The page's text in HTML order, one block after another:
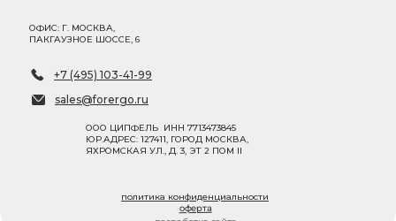
ООО ЦИПФЕЛЬ ИНН 7713473845
ЮР.АДРЕС: 127411, ГОРОД МОСКВА,
ЯХРОМСКАЯ УЛ., Д. 3, ЭТ 2 ПОМ II
ОФИС: Г. МОСКВА,
ПАКГАУЗНОЕ ШОССЕ, 6
политика конфиденциальности
оферта
sales@forergo.ru
+7 (495) 103-41-99